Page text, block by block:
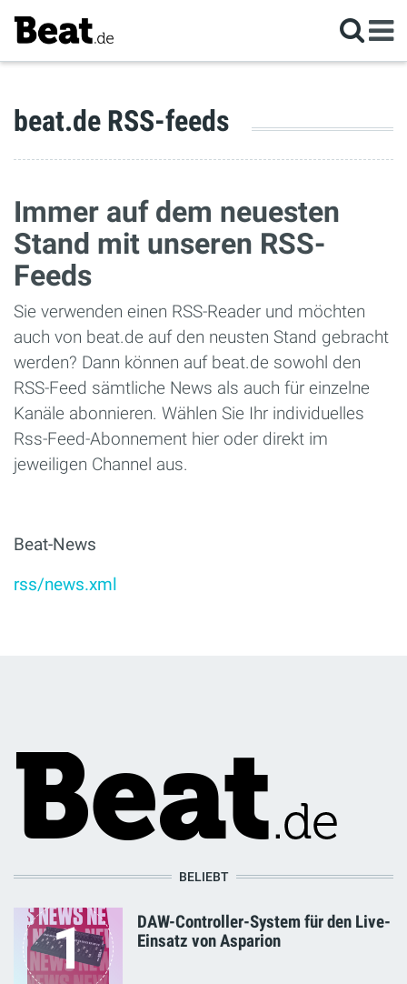
beat.de RSS-feeds
Immer auf dem neuesten
Stand mit unseren RSS-
Feeds
Sie verwenden einen RSS-Reader und möchten
auch von beat.de auf den neusten Stand gebracht
werden? Dann können auf beat.de sowohl den
RSS-Feed sämtliche News als auch für einzelne
Kanäle abonnieren. Wählen Sie Ihr individuelles
Rss-Feed-Abonnement hier oder direkt im
jeweiligen Channel aus.
Beat-News
rss/news.xml
BELIEBT
1
DAW-Controller-System für den Live-
Einsatz von Asparion